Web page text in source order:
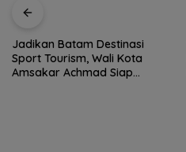
Jadikan Batam Destinasi
Sport Tourism, Wali Kota
Amsakar Achmad Siap